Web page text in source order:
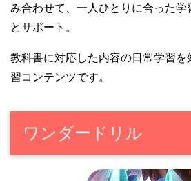
み合わせて、一人ひとりに合った学
とサポート。
教科書に対応した内容の日常学習を
習コンテンツです。
ワンダードリル